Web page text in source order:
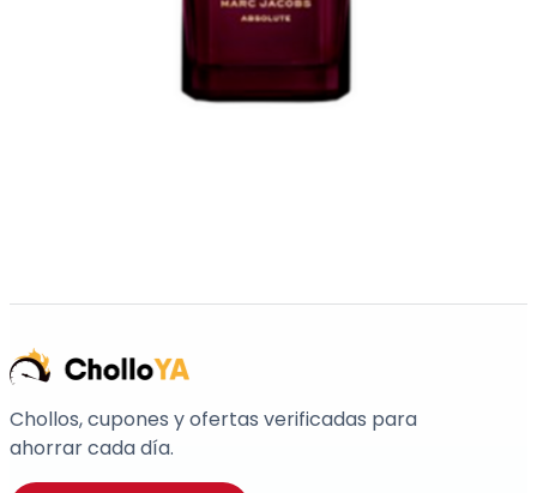
Chollos, cupones y ofertas verificadas para
ahorrar cada día.